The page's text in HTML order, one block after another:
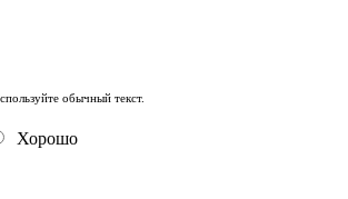
обычный текст.
Хорошо